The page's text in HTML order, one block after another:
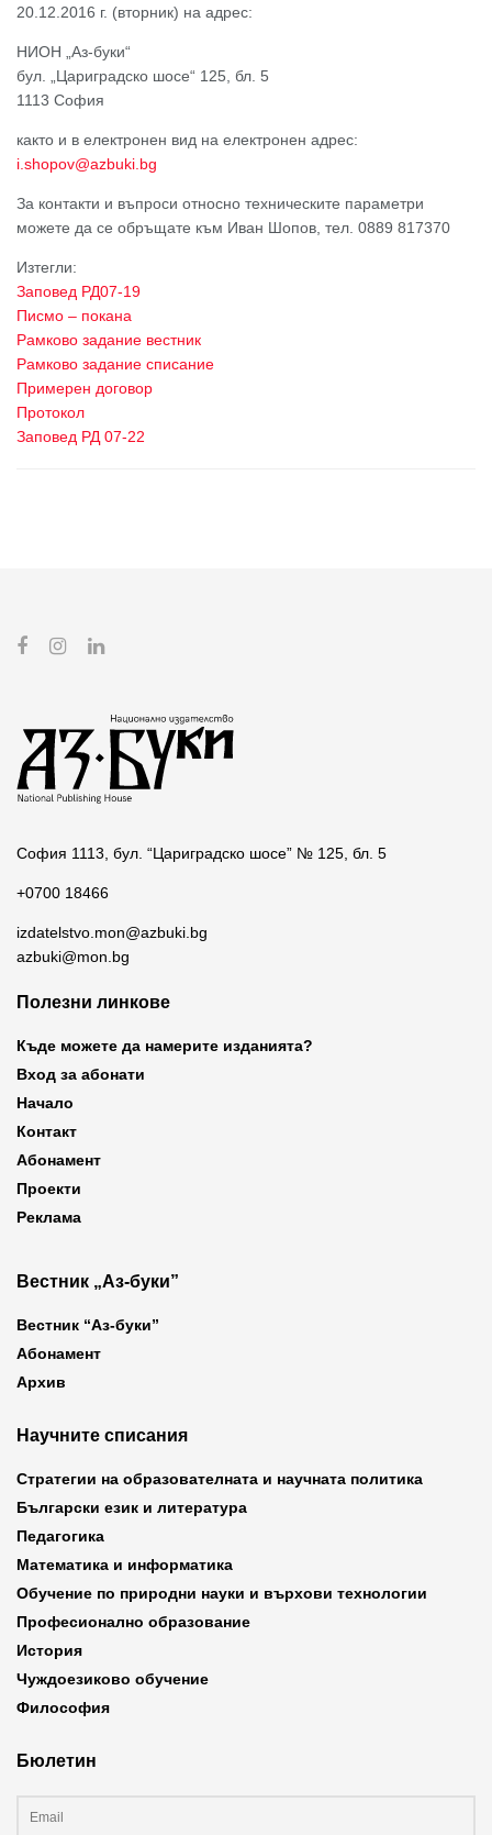
20.12.2016 г. (вторник) на адрес:
НИОН „Аз-буки“
бул. „Цариградско шосе“ 125, бл. 5
1113 София
както и в електронен вид на електронен адрес:
i.shopov@azbuki.bg
За контакти и въпроси относно техническите параметри
можете да се обръщате към Иван Шопов, тел. 0889 817370
Изтегли:
Заповед РД07-19
Писмо – покана
Рамково задание вестник
Рамково задание списание
Примерен договор
Протокол
Заповед РД 07-22
София 1113, бул. “Цариградско шосе” № 125, бл. 5
+0700 18466
izdatelstvo.mon@azbuki.bg
azbuki@mon.bg
Полезни линкове
Къде можете да намерите изданията?
Вход за абонати
Начало
Контакт
Абонамент
Проекти
Реклама
Вестник „Аз-буки”
Вестник “Аз-буки”
Абонамент
Архив
Научните списания
Стратегии на образователната и научната политика
Български език и литература
Педагогика
Математика и информатика
Обучение по природни науки и върхови технологии
Професионално образование
История
Чуждоезиково обучение
Философия
Бюлетин